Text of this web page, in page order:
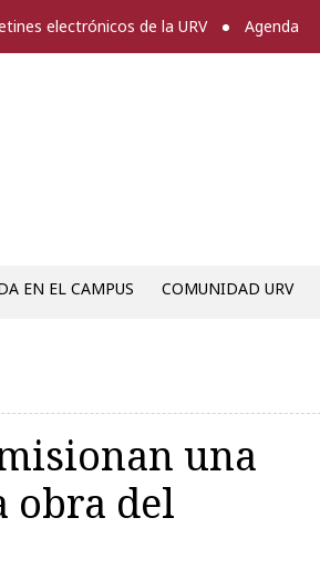
electrónicos de la URV Agenda
EN EL CAMPUS COMUNIDAD URV
una
obra del